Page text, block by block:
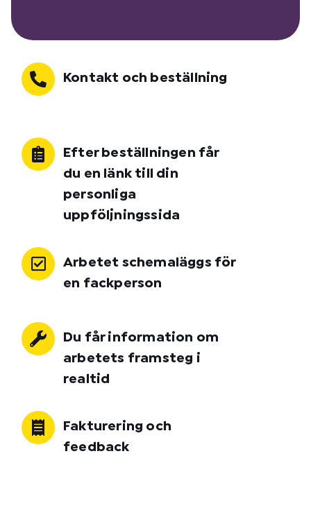
Kontakt och beställning
Efter beställningen får
du en länk till din
personliga
uppföljningssida
Arbetet schemaläggs för
en fackperson
Du får information om
arbetets framsteg i
realtid
Fakturering och
feedback